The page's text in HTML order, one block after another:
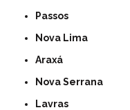
Passos
Nova Lima
Araxá
Nova Serrana
Lavras